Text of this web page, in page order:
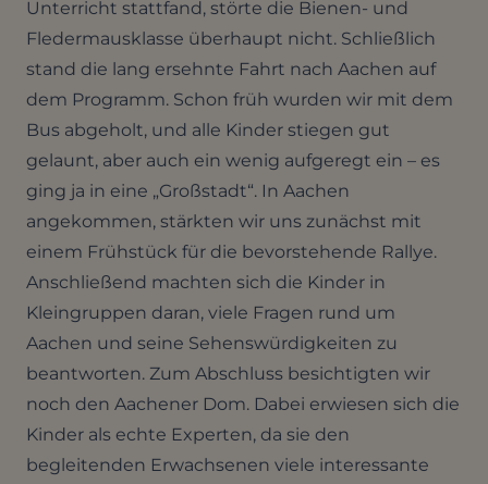
Unterricht stattfand, störte die Bienen- und
Fledermausklasse überhaupt nicht. Schließlich
stand die lang ersehnte Fahrt nach Aachen auf
dem Programm. Schon früh wurden wir mit dem
Bus abgeholt, und alle Kinder stiegen gut
gelaunt, aber auch ein wenig aufgeregt ein – es
ging ja in eine „Großstadt“. In Aachen
angekommen, stärkten wir uns zunächst mit
einem Frühstück für die bevorstehende Rallye.
Anschließend machten sich die Kinder in
Kleingruppen daran, viele Fragen rund um
Aachen und seine Sehenswürdigkeiten zu
beantworten. Zum Abschluss besichtigten wir
noch den Aachener Dom. Dabei erwiesen sich die
Kinder als echte Experten, da sie den
begleitenden Erwachsenen viele interessante